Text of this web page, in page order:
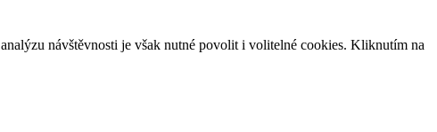
návštěvnosti je však nutné povolit i volitelné cookies. Kliknutím na